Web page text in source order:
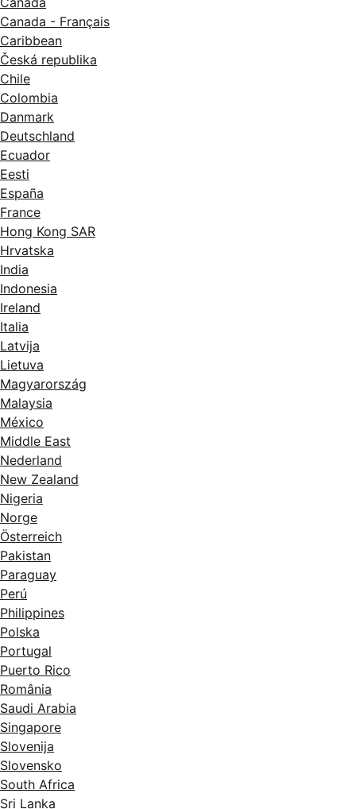
Canada - Français
Caribbean
Česká republika
Chile
Colombia
Danmark
Deutschland
Ecuador
Eesti
España
France
Hong Kong SAR
Hrvatska
India
Indonesia
Ireland
Italia
Latvija
Lietuva
Magyarország
Malaysia
México
Middle East
Nederland
New Zealand
Nigeria
Norge
Österreich
Pakistan
Paraguay
Perú
Philippines
Polska
Portugal
Puerto Rico
România
Saudi Arabia
Singapore
Slovenija
Slovensko
South Africa
Sri Lanka